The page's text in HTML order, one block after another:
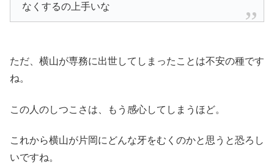
なくするの上手いな
ただ、横山が専務に出世してしまったことは不安の種です
ね。
この人のしつこさは、もう感心してしまうほど。
これから横山が片岡にどんな牙をむくのかと思うと恐ろし
いですね。